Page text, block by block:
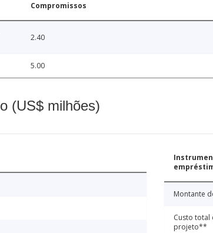
Compromissos
2.40
5.00
(US$ milhões)
Montante
Custo total
projeto**